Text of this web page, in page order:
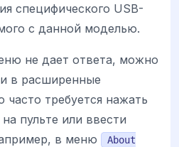
специфического USB-
с данной моделью.
не дает ответа, можно
в расширенные
часто требуется нажать
пульте или ввести
в меню
About